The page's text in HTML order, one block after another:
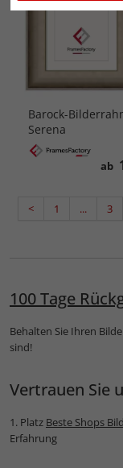
Barock-
Serena
ab
< 1 ... 3
100 Tage
Behalten Sie Ihren
sind!
Vertrauen Sie
1. Platz Beste Shops
Erfahrung